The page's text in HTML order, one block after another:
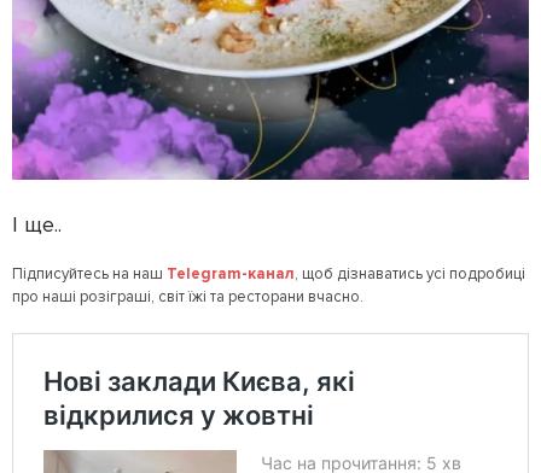
І ще..
Підписуйтесь на наш Telegram-канал, щоб дізнаватись усі подробиці
про наші розіграші, світ їжі та ресторани вчасно.